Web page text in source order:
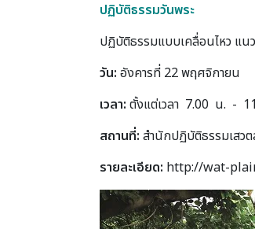
ปฏิบัติธรรมวันพระ
ปฏิบัติธรรมแบบเคลื่อนไหว แ
วัน: อังคารที่ 22 พฤศจิกายน
เวลา: ตั้งแต่เวลา 7.00 น. -
สถานที่: สำนักปฏิบัติธรรมเสว
รายละเอียด: http://wat-